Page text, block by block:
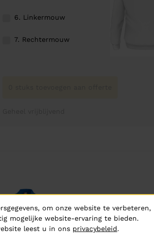
6. Linkermouw
7. Rechtermouw
om onze website te verbeteren,
mogelijke website-ervaring te bieden.
leest u in ons privacybeleid.